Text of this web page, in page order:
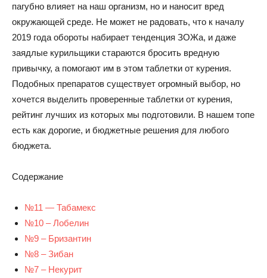
пагубно влияет на наш организм, но и наносит вред
окружающей среде. Не может не радовать, что к началу
2019 года обороты набирает тенденция ЗОЖа, и даже
заядлые курильщики стараются бросить вредную
привычку, а помогают им в этом таблетки от курения.
Подобных препаратов существует огромный выбор, но
хочется выделить проверенные таблетки от курения,
рейтинг лучших из которых мы подготовили. В нашем топе
есть как дорогие, и бюджетные решения для любого
бюджета.
Содержание
№11 — Табамекс
№10 – Лобелин
№9 – Бризантин
№8 – Зибан
№7 – Некурит